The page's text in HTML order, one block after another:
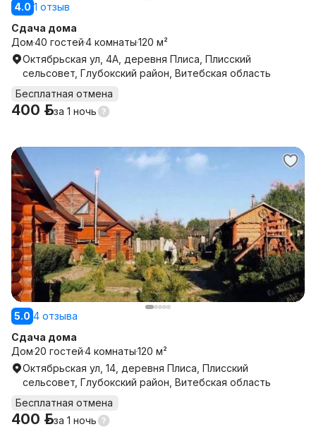
4.0 1 отзыв
Сдача дома
Дом40 гостей4 комнаты120 м²
Октябрьская ул, 4А, деревня Плиса, Плисский
сельсовет, Глубокский район, Витебская область
Бесплатная отмена
400 р.за 1 ночь
5.0 4 отзыва
Сдача дома
Дом20 гостей4 комнаты120 м²
Октябрьская ул, 14, деревня Плиса, Плисский
сельсовет, Глубокский район, Витебская область
Бесплатная отмена
400 р.за 1 ночь